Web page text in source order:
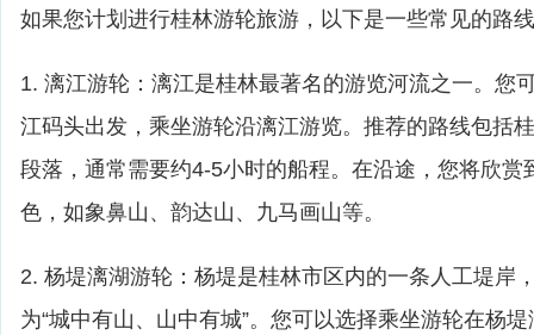
如果您计划进行桂林游轮旅游，以下是一些常见的路
1. 漓江游轮：漓江是桂林最著名的游览河流之一。您
江码头出发，乘坐游轮沿漓江游览。推荐的路线包括
段落，通常需要约4-5小时的船程。在沿途，您将欣赏
色，如象鼻山、韵达山、九马画山等。
2. 杨堤漓湖游轮：杨堤是桂林市区内的一条人工堤岸
为“城中有山、山中有城”。您可以选择乘坐游轮在杨